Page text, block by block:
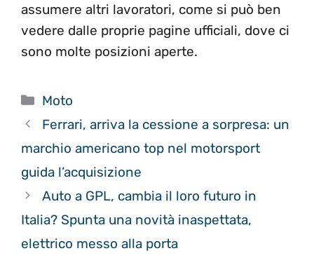
assumere altri lavoratori, come si può ben
vedere dalle proprie pagine ufficiali, dove ci
sono molte posizioni aperte.
Categorie
Moto
Ferrari, arriva la cessione a sorpresa: un
marchio americano top nel motorsport
guida l’acquisizione
Auto a GPL, cambia il loro futuro in
Italia? Spunta una novità inaspettata,
elettrico messo alla porta